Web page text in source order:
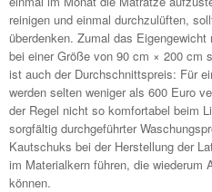
reinigen und einmal durchzulüften,
überdenken. Zumal das
bei einer Größe von 90 cm × 200 cm
ist auch der Durchschnittspreis: Für
werden selten weniger als 600 Euro
der Regel nicht so komfortabel beim
sorgfältig durchgeführter
Kautschuks bei der Herstellung der
im Materialkern führen, die wiederum
können.